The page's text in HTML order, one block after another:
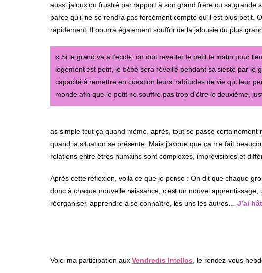
aussi jaloux ou frustré par rapport à son grand frère ou sa grande
parce qu’il ne se rendra pas forcément compte qu’il est plus petit.
rapidement. Il pourra également souffrir de la jalousie du plus grand.
« Si le grand va à l’école, on doit réveiller le petit le matin pour
logement est petit, le bébé sera réveillé pendant sa sieste par le
capacité à remettre en question leurs habitudes de vie qui leur
monde afin que le petit ne souffre pas trop d’être le deuxième,
as simple tout ça quand même, après, tout se passe
quand la situation se présente. Mais j’avoue que ça me fait
relations entre êtres humains sont complexes, imprévisibles et
Après cette réflexion, voilà ce que je pense : On dit que chaque
donc à chaque nouvelle naissance, c’est un nouvel
réorganiser, apprendre à se connaître, les uns les autres…
J’ai
Voici ma participation aux Vendredis Intellos , le rendez-vous